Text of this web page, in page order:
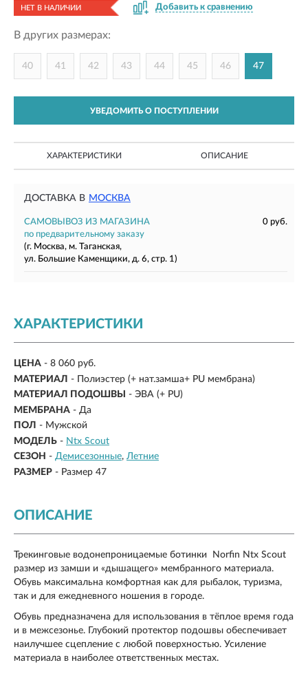
НЕТ В НАЛИЧИИ Добавить к сравнению
В других размерах:
40 41 42 43 44 45 46 47
УВЕДОМИТЬ О ПОСТУПЛЕНИИ
ХАРАКТЕРИСТИКИ ОПИСАНИЕ
ДОСТАВКА В МОСКВА
САМОВЫВОЗ ИЗ МАГАЗИНА
0 руб.
по предварительному заказу
(г. Москва, м. Таганская,
ул. Большие Каменщики, д. 6, стр. 1)
ХАРАКТЕРИСТИКИ
ЦЕНА - 8 060 руб.
МАТЕРИАЛ - Полиэстер (+ нат.замша+ PU мембрана)
МАТЕРИАЛ ПОДОШВЫ
- ЭВА (+ PU)
МЕМБРАНА - Да
ПОЛ - Мужской
МОДЕЛЬ - Ntx Scout
СЕЗОН - Демисезонные Летние
РАЗМЕР - Размер 47
ОПИСАНИЕ
Трекинговые водонепроницаемые ботинки Norfin Ntx Scout
размер из замши и «дышащего» мембранного материала.
Обувь максимальна комфортная как для рыбалок, туризма,
так и для ежедневного ношения в городе.
Обувь предназначена для использования в тёплое время года
и в межсезонье. Глубокий протектор подошвы обеспечивает
наилучшее сцепление с любой поверхностью. Усиление
материала в наиболее ответственных местах.